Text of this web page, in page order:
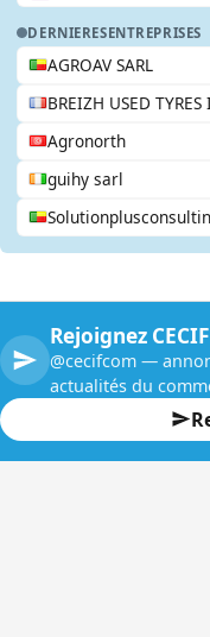
DERNIERESENTREPRISES
AGROAV SARL
BREIZH USED TYRES
Agronorth
guihy sarl
Rejoignez
@cecifcom —
actualités du